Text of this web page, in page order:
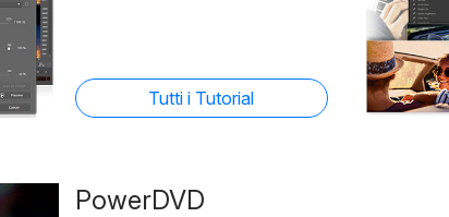
Tutti i Tutorial
PowerDVD